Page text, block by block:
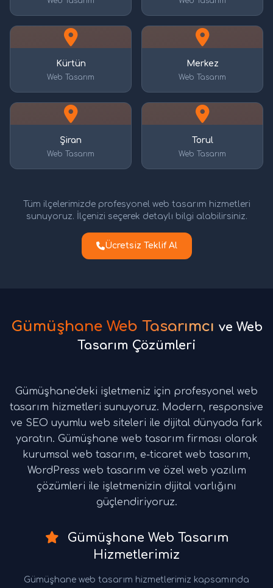
Kürtün
Web Tasarım
Merkez
Web Tasarım
Şiran
Web Tasarım
Torul
Web Tasarım
Tüm ilçelerimizde profesyonel web tasarım hizmetleri
sunuyoruz. İlçenizi seçerek detaylı bilgi alabilirsiniz.
Ücretsiz Teklif Al
Gümüşhane Web Tasarımcı ve Web
Tasarım Çözümleri
Gümüşhane'deki işletmeniz için profesyonel web
tasarım hizmetleri sunuyoruz. Modern, responsive
ve SEO uyumlu web siteleri ile dijital dünyada fark
yaratın. Gümüşhane web tasarım firması olarak
kurumsal web tasarım, e-ticaret web tasarım,
WordPress web tasarım ve özel web yazılım
çözümleri ile işletmenizin dijital varlığını
güçlendiriyoruz.
Gümüşhane Web Tasarım
Hizmetlerimiz
Gümüşhane web tasarım hizmetlerimiz kapsamında